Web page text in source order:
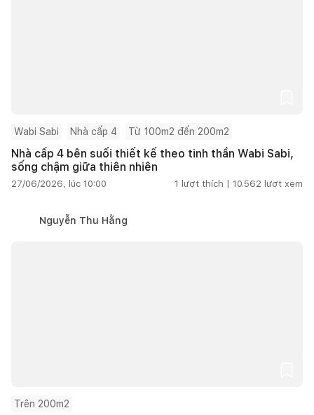
Wabi Sabi Nhà cấp 4 Từ 100m2 đến 200m2
Nhà cấp 4 bên suối thiết kế theo tinh thần Wabi Sabi,
sống chậm giữa thiên nhiên
27/06/2026, lúc 10:00 1 lượt thích | 10.562 lượt xem
Nguyễn Thu Hằng
Trên 200m2